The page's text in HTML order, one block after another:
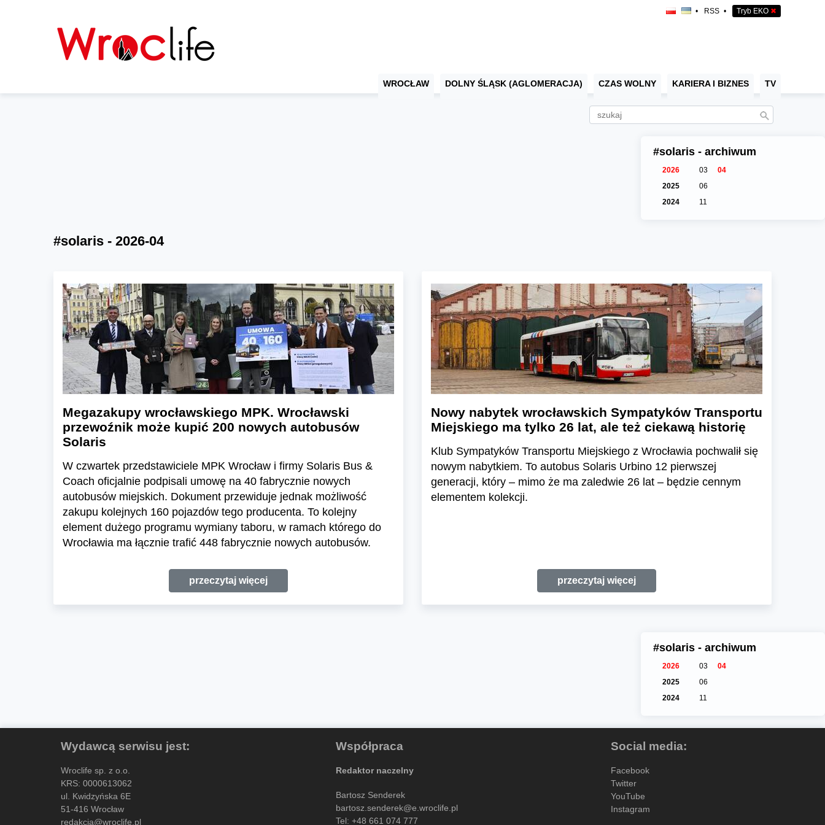
• RSS • Tryb EKO ✖
WROCŁAW DOLNY ŚLĄSK (AGLOMERACJA) CZAS WOLNY KARIERA I BIZNES TV
#solaris - archiwum
2026 03
04
2025
06
2024
11
#solaris - 2026-04
Megazakupy wrocławskiego MPK. Wrocławski
przewoźnik może kupić 200 nowych autobusów
Solaris
W czwartek przedstawiciele MPK Wrocław i firmy Solaris Bus &
Coach oficjalnie podpisali umowę na 40 fabrycznie nowych
autobusów miejskich. Dokument przewiduje jednak możliwość
zakupu kolejnych 160 pojazdów tego producenta. To kolejny
element dużego programu wymiany taboru, w ramach którego do
Wrocławia ma łącznie trafić 448 fabrycznie nowych autobusów.
przeczytaj więcej
Nowy nabytek wrocławskich Sympatyków Transportu
Miejskiego ma tylko 26 lat, ale też ciekawą historię
Klub Sympatyków Transportu Miejskiego z Wrocławia pochwalił się
nowym nabytkiem. To autobus Solaris Urbino 12 pierwszej
generacji, który – mimo że ma zaledwie 26 lat – będzie cennym
elementem kolekcji.
przeczytaj więcej
#solaris - archiwum
2026 03
04
2025
06
2024
11
Wydawcą serwisu jest:
Wroclife sp. z o.o.
KRS: 0000613062
ul. Kwidzyńska 6E
51-416 Wrocław
redakcja@wroclife.pl
Współpraca
Redaktor naczelny
Bartosz Senderek
bartosz.senderek@e.wroclife.pl
Tel: +48 661 074 777
Social media:
Facebook
Twitter
YouTube
Instagram